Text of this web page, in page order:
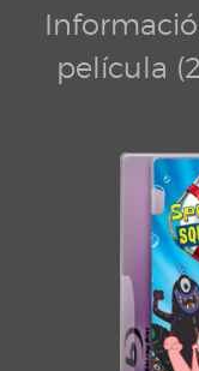
película